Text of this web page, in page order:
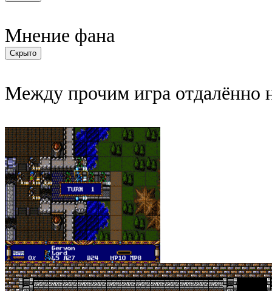
Мнение фана
Между прочим игра отдалённо